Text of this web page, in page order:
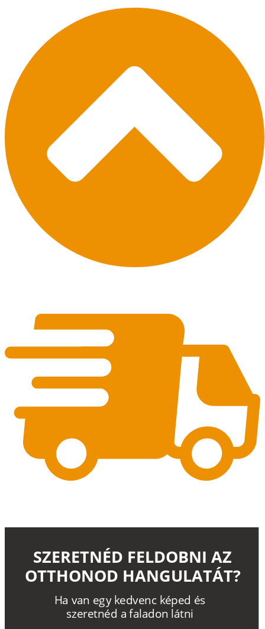
Ha van egy kedvenc képed és
szeretnéd a faladon látni
SZERETNÉD FELDOBNI AZ
OTTHONOD HANGULATÁT?